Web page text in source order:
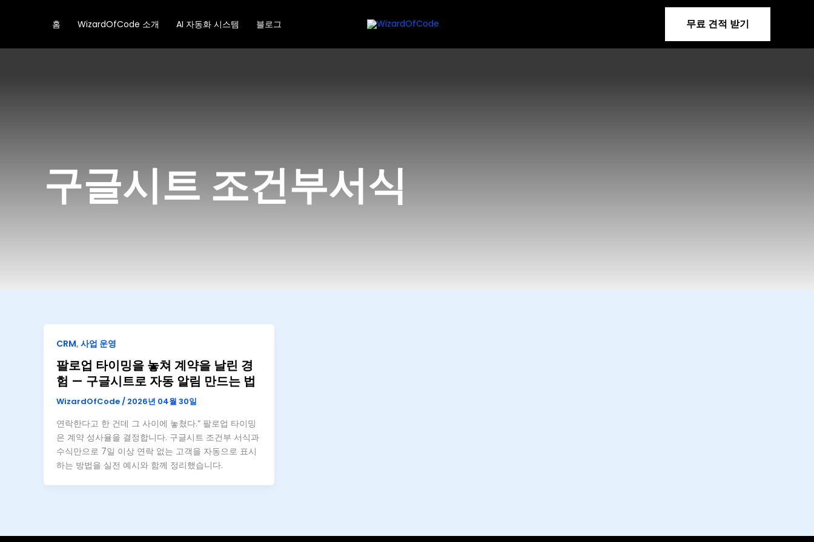
로
홈 WizardOfCode 소개 AI 자동화 시스템 블로그 무료 견적 받기
구글시트 조건부서식
CRM, 사업 운영
팔로업 타이밍을 놓쳐 계약을 날린 경
험 — 구글시트로 자동 알림 만드는 법
WizardOfCode/ 2026년 04월 30일
연락한다고 한 건데 그 사이에 놓쳤다.” 팔로업 타이밍
은 계약 성사율을 결정합니다. 구글시트 조건부 서식과
수식만으로 7일 이상 연락 없는 고객을 자동으로 표시
하는 방법을 실전 예시와 함께 정리했습니다.